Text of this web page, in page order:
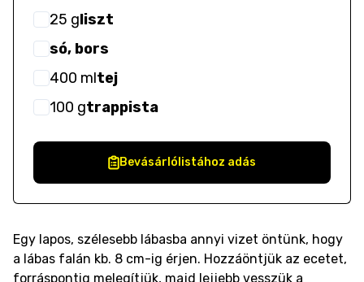
25 gliszt
só, bors
400 mltej
100 gtrappista
Bevásárlólistához adás
Egy lapos, szélesebb lábasba annyi vizet öntünk, hogy
a lábas falán kb. 8 cm-ig érjen. Hozzáöntjük az ecetet,
forráspontig melegítjük, majd lejjebb vesszük a